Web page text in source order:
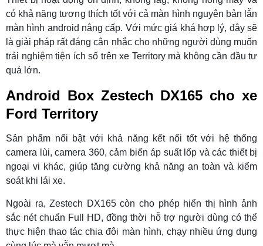
có khả năng tương thích tốt với cả màn hình nguyên bản lẫn
màn hình android nâng cấp. Với mức giá khá hợp lý, đây sẽ
là giải pháp rất đáng cân nhắc cho những người dùng muốn
trải nghiệm tiện ích số trên xe Territory mà không cần đầu tư
quá lớn.
Android Box Zestech DX165 cho xe
Ford Territory
Sản phẩm nổi bật với khả năng kết nối tốt với hệ thống
camera lùi, camera 360, cảm biến áp suất lốp và các thiết bị
ngoại vi khác, giúp tăng cường khả năng an toàn và kiểm
soát khi lái xe.
Ngoài ra, Zestech DX165 còn cho phép hiển thị hình ảnh
sắc nét chuẩn Full HD, đồng thời hỗ trợ người dùng có thể
thực hiện thao tác chia đôi màn hình, chạy nhiều ứng dụng